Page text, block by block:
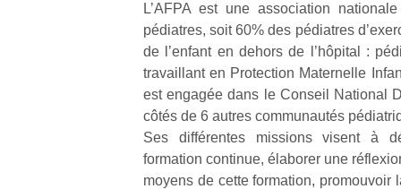
L’AFPA est une association
pédiatres, soit 60% des pédiatres
de l’enfant en dehors de l’hôpital :
travaillant en Protection Maternelle
est engagée dans le Conseil National
côtés de 6 autres communautés
Ses différentes missions visent à
formation continue, élaborer une
moyens de cette formation, promouvoir